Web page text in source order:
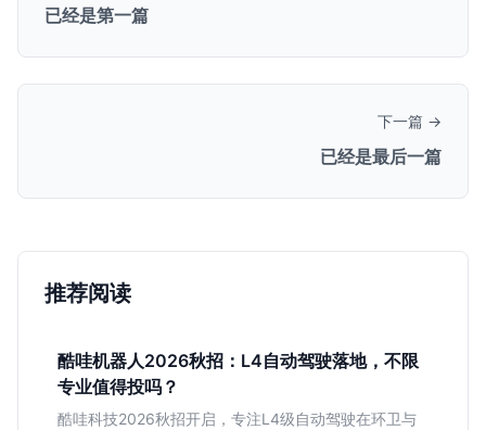
已经是第一篇
下一篇 →
已经是最后一篇
推荐阅读
酷哇机器人2026秋招：L4自动驾驶落地，不限
专业值得投吗？
酷哇科技2026秋招开启，专注L4级自动驾驶在环卫与